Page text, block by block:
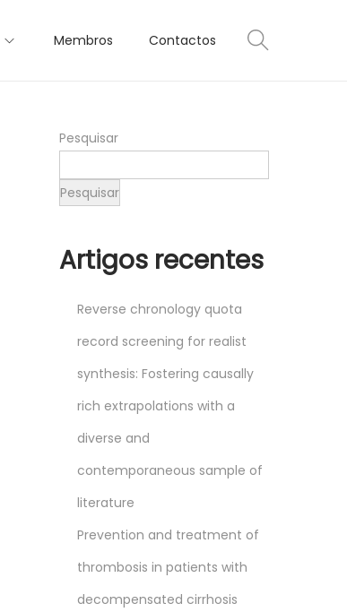
Membros Contactos
Pesquisar
Pesquisar
Artigos recentes
Reverse chronology quota
record screening for realist
synthesis: Fostering causally
rich extrapolations with a
diverse and
contemporaneous sample of
literature
Prevention and treatment of
thrombosis in patients with
decompensated cirrhosis